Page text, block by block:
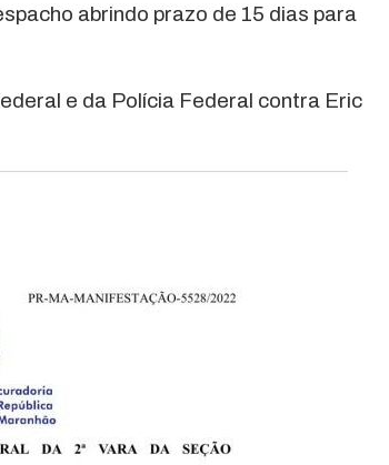
abrindo prazo de 15 dias para
e da Polícia Federal contra Eric